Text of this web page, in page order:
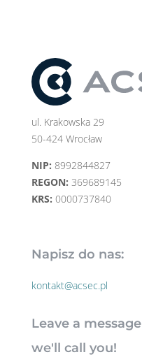
ul. Krakowska 29
50-424 Wrocław
NIP: 8992844827
REGON: 369689145
KRS: 0000737840
Napisz do nas:
kontakt@acsec.pl
Leave a message
we'll call you!